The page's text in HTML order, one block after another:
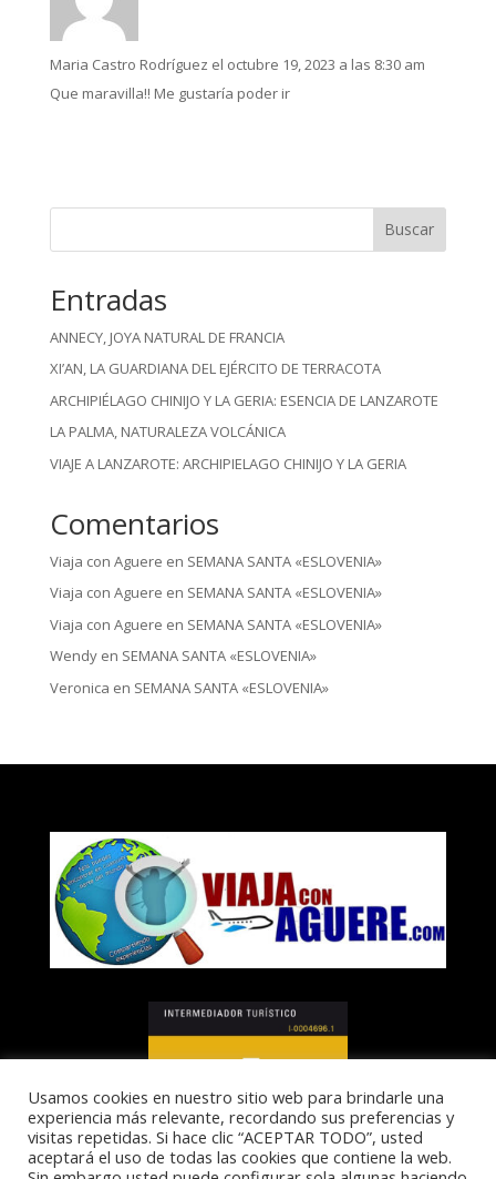
Maria Castro Rodríguez el octubre 19, 2023 a las 8:30 am
Que maravilla!! Me gustaría poder ir
Buscar
Entradas
ANNECY, JOYA NATURAL DE FRANCIA
XI’AN, LA GUARDIANA DEL EJÉRCITO DE TERRACOTA
ARCHIPIÉLAGO CHINIJO Y LA GERIA: ESENCIA DE LANZAROTE
LA PALMA, NATURALEZA VOLCÁNICA
VIAJE A LANZAROTE: ARCHIPIELAGO CHINIJO Y LA GERIA
Comentarios
Viaja con Aguere en SEMANA SANTA «ESLOVENIA»
Viaja con Aguere en SEMANA SANTA «ESLOVENIA»
Viaja con Aguere en SEMANA SANTA «ESLOVENIA»
Wendyen SEMANA SANTA «ESLOVENIA»
Veronica en SEMANA SANTA «ESLOVENIA»
Usamos cookies en nuestro sitio web para brindarle una
experiencia más relevante, recordando sus preferencias y
visitas repetidas. Si hace clic “ACEPTAR TODO”, usted
aceptará el uso de todas las cookies que contiene la web.